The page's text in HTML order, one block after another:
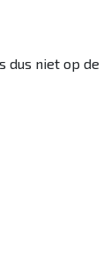
dus niet op